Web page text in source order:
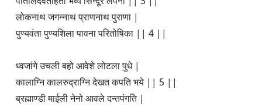
लोकनाथ जगन्नाथ प्राणनाथ पुराणा |
पुण्यवंता पुण्यशिला पावना परितोषिका || 4 ||
ध्वजांगे उचली बहो आवेशे लोटला पुधे |
कालाग्नि कालरुद्राग्नि देखत कपति भये || 5 ||
ब्रह्माण्डी माईली नेनो आवले दन्तपंगति |